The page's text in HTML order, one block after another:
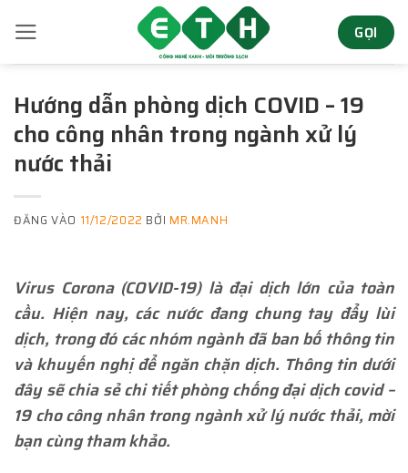
qua
nội
GỌI
Hướng dẫn phòng dịch COVID – 19
cho công nhân trong ngành xử lý
nước thải
ĐĂNG VÀO 11/12/2022 BỞI MR.MANH
Virus Corona (COVID-19) là đại dịch lớn của toàn
cầu. Hiện nay, các nước đang chung tay đẩy lùi
dịch, trong đó các nhóm ngành đã ban bố thông tin
và khuyến nghị để ngăn chặn dịch. Thông tin dưới
đây sẽ chia sẻ chi tiết phòng chống đại dịch covid –
19 cho công nhân trong ngành xử lý nước thải, mời
bạn cùng tham khảo.